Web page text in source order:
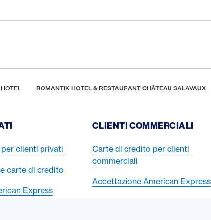
HOTEL ROMANTIK HOTEL & RESTAURANT CHÂTEAU SALAVAUX
clienti privati
carte di credito
Express
CLIENTI COMMERCIALI
Carte di credito per clienti
commerciali
Accettazione American Express